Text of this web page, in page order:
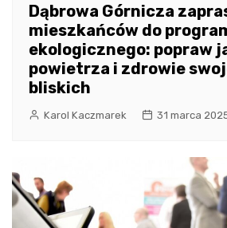
Dąbrowa Górnicza
mieszkańców do
ekologicznego: popraw
powietrza i zdrowie
bliskich
Karol Kaczmarek 31 marca